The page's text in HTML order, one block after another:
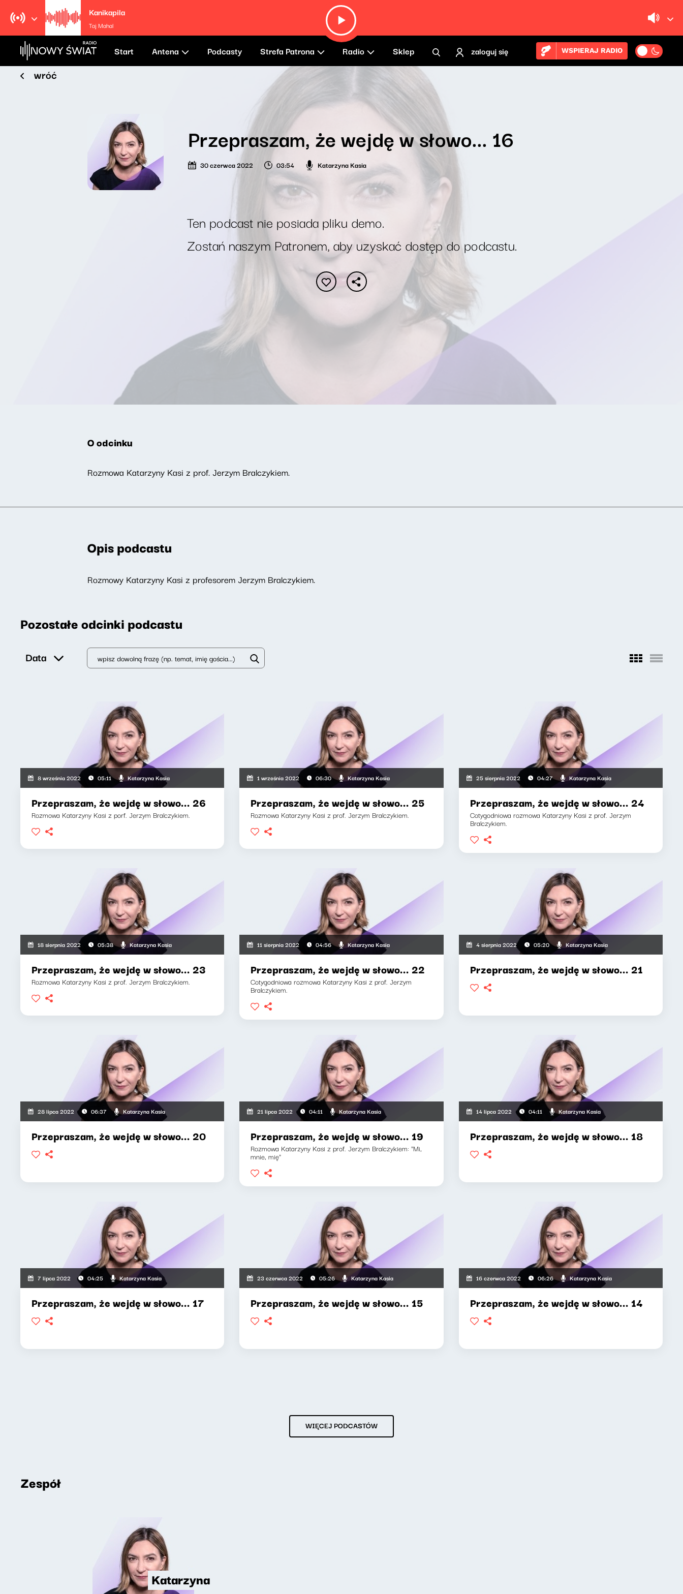
Kanikapila
Taj Mahal
Start Antena Podcasty Strefa Patrona Radio Sklep zaloguj się WSPIERAJ RADIO
wróć
Przepraszam, że wejdę w słowo... 16
30 czerwca 2022 03:54 Katarzyna Kasia
Ten podcast nie posiada pliku demo.
Zostań naszym Patronem, aby uzyskać dostęp do podcastu.
O odcinku
Rozmowa Katarzyny Kasi z prof. Jerzym Bralczykiem.
Opis podcastu
Rozmowy Katarzyny Kasi z profesorem Jerzym Bralczykiem.
Pozostałe odcinki podcastu
Data
8 września 2022 05:11 Katarzyna Kasia
Przepraszam, że wejdę w słowo... 26
Rozmowa Katarzyny Kasi z porf. Jerzym Bralczykiem.
1 września 2022 06:30 Katarzyna Kasia
Przepraszam, że wejdę w słowo... 25
Rozmowa Katarzyny Kasi z prof. Jerzym Bralczykiem.
25 sierpnia 2022 04:27 Katarzyna Kasia
Przepraszam, że wejdę w słowo... 24
Cotygodniowa rozmowa Katarzyny Kasi z prof. Jerzym
Bralczykiem.
18 sierpnia 2022 05:38 Katarzyna Kasia
Przepraszam, że wejdę w słowo... 23
Rozmowa Katarzyny Kasi z prof. Jerzym Bralczykiem.
11 sierpnia 2022 04:56 Katarzyna Kasia
Przepraszam, że wejdę w słowo... 22
Cotygodniowa rozmowa Katarzyny Kasi z prof. Jerzym
Bralczykiem.
4 sierpnia 2022 05:20 Katarzyna Kasia
Przepraszam, że wejdę w słowo... 21
28 lipca 2022 06:37 Katarzyna Kasia
Przepraszam, że wejdę w słowo... 20
21 lipca 2022 04:11 Katarzyna Kasia
Przepraszam, że wejdę w słowo... 19
Rozmowa Katarzyny Kasi z prof. Jerzym Bralczykiem: "Mi,
mnie, mię"
14 lipca 2022 04:11 Katarzyna Kasia
Przepraszam, że wejdę w słowo... 18
7 lipca 2022 04:25 Katarzyna Kasia
Przepraszam, że wejdę w słowo... 17
23 czerwca 2022 05:26 Katarzyna Kasia
Przepraszam, że wejdę w słowo... 15
16 czerwca 2022 06:26 Katarzyna Kasia
Przepraszam, że wejdę w słowo... 14
WIĘCEJ PODCASTÓW
Zespół
Katarzyna